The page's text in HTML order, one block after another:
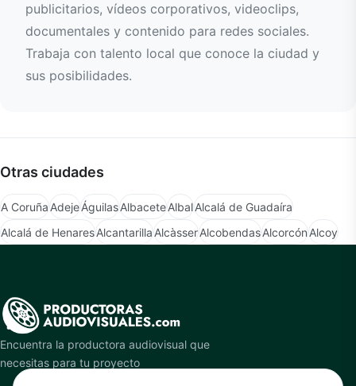
publicitarios, vídeos corporativos, videoclips,
documentales y contenido para redes sociales.
Trabaja con talento local que conoce la ciudad y
sus posibilidades.
Otras ciudades
A CoruñaAdejeÁguilasAlbaceteAlbalAlcalá de Guadaíra
Alcalá de HenaresAlcantarillaAlcàsserAlcobendasAlcorcónAlcoy
Encuentra la productora audiovisual que
necesitas para tu proyecto